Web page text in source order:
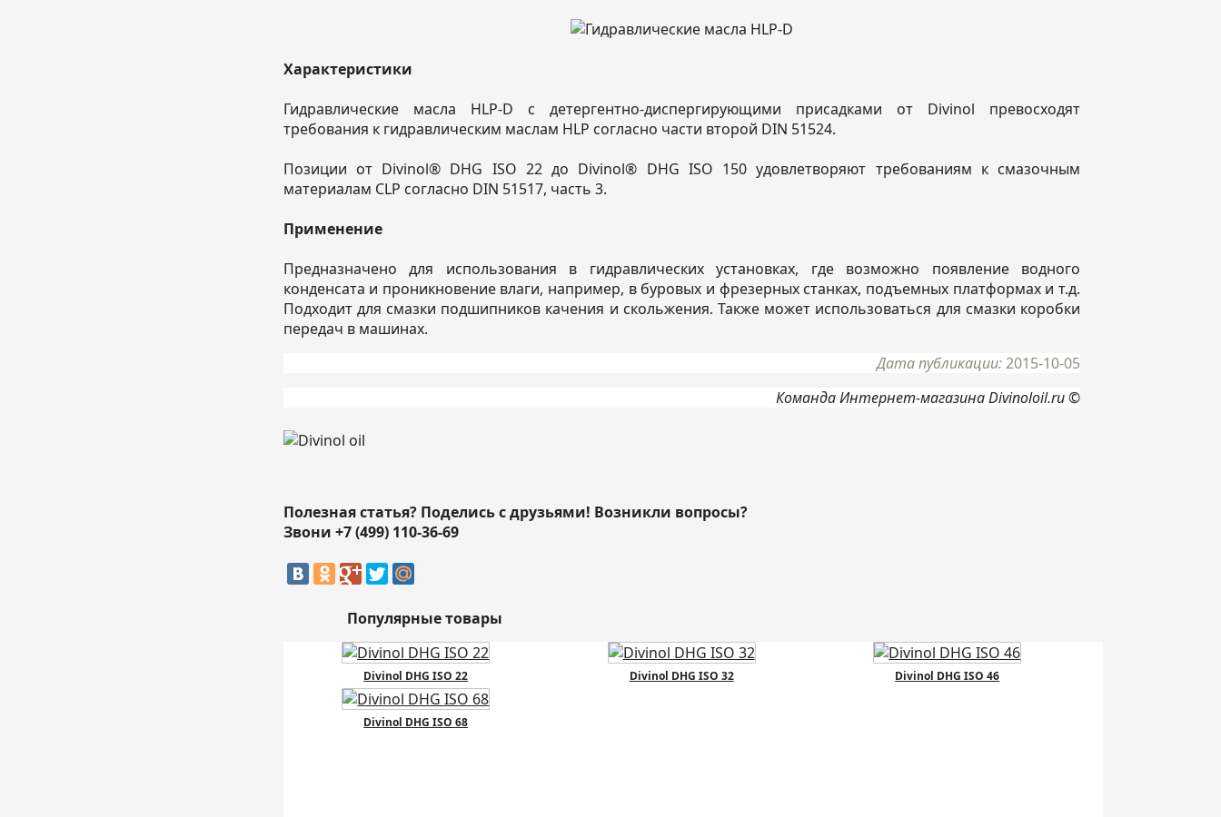
Характеристики
Гидравлические масла HLP-D с детергентно-диспергирующими присадками от Divinol превосходят
требования к гидравлическим маслам HLP согласно части второй DIN 51524.
Позиции от Divinol® DHG ISO 22 до Divinol® DHG ISO 150 удовлетворяют требованиям к смазочным
материалам CLP согласно DIN 51517, часть 3.
Применение
Предназначено для использования в гидравлических установках, где возможно появление водного
конденсата и проникновение влаги, например, в буровых и фрезерных станках, подъемных платформах и т.д.
Подходит для смазки подшипников качения и скольжения. Также может использоваться для смазки коробки
передач в машинах.
Дата публикации:2015-10-05
Команда Интернет-магазина Divinoloil.ru ©
Полезная статья? Поделись с друзьями! Возникли вопросы?
Звони +7 (499) 110-36-69
Популярные товары
Divinol DHG ISO 22 Divinol DHG ISO 32 Divinol DHG ISO 46
Divinol DHG ISO 68